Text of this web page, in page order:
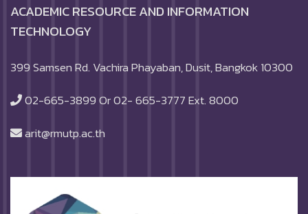
ACADEMIC RESOURCE AND INFORMATION
TECHNOLOGY
399 Samsen Rd. Vachira Phayaban, Dusit, Bangkok 10300
02-665-3899 Or 02- 665-3777 Ext. 8000
arit@rmutp.ac.th